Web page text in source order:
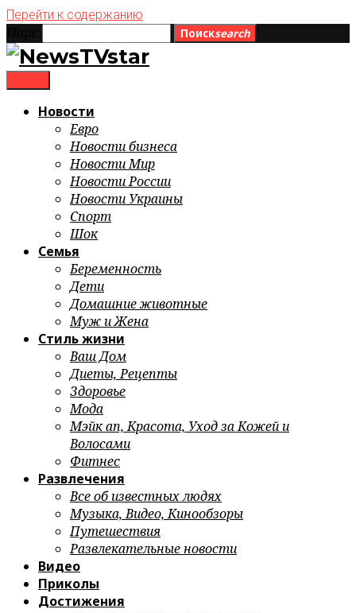
Перейти к содержанию
Поискsearch
Новости
Евро
Новости бизнеса
Новости Мир
Новости России
Новости Украины
Спорт
Шок
Семья
Беременность
Дети
Домашние животные
Муж и Жена
Стиль жизни
Ваш Дом
Диеты, Рецепты
Здоровье
Мода
Мэйк ап, Красота, Уход за Кожей и
Волосами
Фитнес
Развлечения
Все об известных людях
Музыка, Видео, Кинообзоры
Путешествия
Развлекательные новости
Видео
Приколы
Достижения